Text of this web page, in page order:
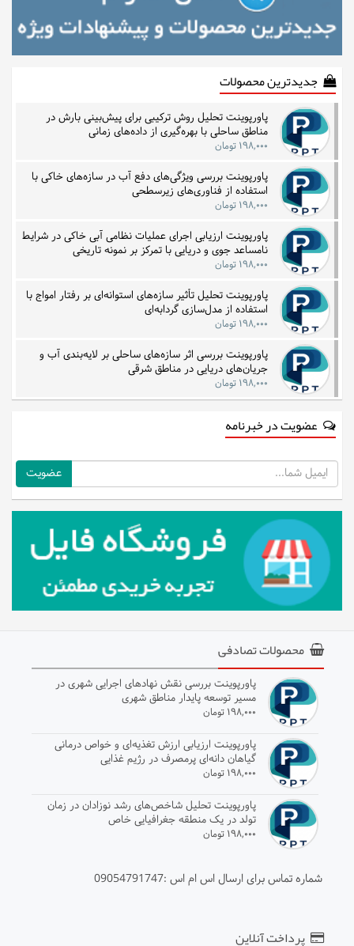
جدیدترین محصولات
پاورپوینت تحلیل روش ترکیبی برای پیش‌بینی بارش در
مناطق ساحلی با بهره‌گیری از داده‌های زمانی
۱۹۸,۰۰۰ تومان
پاورپوینت بررسی ویژگی‌های دفع آب در سازه‌های خاکی با
استفاده از فناوری‌های زیرسطحی
۱۹۸,۰۰۰ تومان
پاورپوینت ارزیابی اجرای عملیات نظامی آبی خاکی در شرایط
نامساعد جوی و دریایی با تمرکز بر نمونه تاریخی
۱۹۸,۰۰۰ تومان
پاورپوینت تحلیل تأثیر سازه‌های استوانه‌ای بر رفتار امواج با
استفاده از مدل‌سازی گردابه‌ای
۱۹۸,۰۰۰ تومان
پاورپوینت بررسی اثر سازه‌های ساحلی بر لایه‌بندی آب و
جریان‌های دریایی در مناطق شرقی
۱۹۸,۰۰۰ تومان
عضویت در خبرنامه
ایمیل
محصولات تصادفی
پاورپوینت بررسی نقش نهادهای اجرایی شهری در
مسیر توسعه پایدار مناطق شهری
۱۹۸,۰۰۰ تومان
پاورپوینت ارزیابی ارزش تغذیه‌ای و خواص درمانی
گیاهان دانه‌ای پرمصرف در رژیم غذایی
۱۹۸,۰۰۰ تومان
پاورپوینت تحلیل شاخص‌های رشد نوزادان در زمان
تولد در یک منطقه جغرافیایی خاص
۱۹۸,۰۰۰ تومان
شماره تماس برای ارسال اس ام اس :09054791747
پرداخت آنلاین